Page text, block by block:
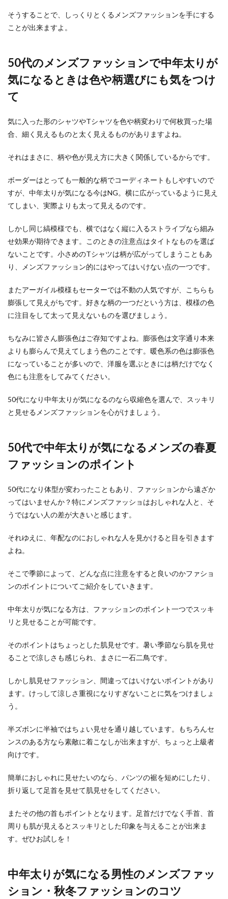
妊娠報告を友達からされた時に使える
んな返信をすればいいのか迷ってしまうことがあ
ります。 ...
生の友人はコレを贈ろう
りたいと考えた時、一体どんな物を贈ればいいの
かわから...
男の爪は綺麗な方が良い！爪が綺麗な
最近では爪を綺麗にお手入れしている男性も増え
てきています。爪のお手入れをするのは女性の方
自撮りのコツ！角度や目線・小顔に写
るコツを知って可愛く撮ろう
スマホを使って自撮りをするとき、少しでも可愛
く写したい・小顔に見えるように自撮りしたいと
失恋から立ち直るのが早いのは女性！
辛い恋を乗り越えて先に進む
聞いたことがある人もいますよね。今まさに、失
恋をして辛い...
そうすることで、しっくりとくるメンズファッションを手にする
ことが出来ますよ。
50代のメンズファッションで中年太りが
気になるときは色や柄選びにも気をつけ
て
気に入った形のシャツやTシャツを色や柄変わりで何枚買った場
合、細く見えるものと太く見えるものがありますよね。
それはまさに、柄や色が見え方に大きく関係しているからです。
ボーダーはとっても一般的な柄でコーディネートもしやすいので
すが、中年太りが気になる今はNG。横に広がっているように見え
てしまい、実際よりも太って見えるのです。
しかし同じ縞模様でも、横ではなく縦に入るストライプなら細み
せ効果が期待できます。このときの注意点はタイトなものを選ば
ないことです。小さめのTシャツは柄が広がってしまうこともあ
り、メンズファッション的にはやってはいけない点の一つです。
またアーガイル模様もセーターでは不動の人気ですが、こちらも
膨張して見えがちです。好きな柄の一つだという方は、模様の色
に注目をして太って見えないものを選びましょう。
ちなみに皆さん膨張色はご存知ですよね。膨張色は文字通り本来
よりも膨らんで見えてしまう色のことです。暖色系の色は膨張色
になっていることが多いので、洋服を選ぶときには柄だけでなく
色にも注意をしてみてください。
50代になり中年太りが気になるのなら収縮色を選んで、スッキリ
と見せるメンズファッションを心がけましょう。
50代で中年太りが気になるメンズの春夏
ファッションのポイント
50代になり体型が変わったこともあり、ファッションから遠ざか
ってはいませんか？特にメンズファッショはおしゃれな人と、そ
うではない人の差が大きいと感じます。
それゆえに、年配なのにおしゃれな人を見かけると目を引きます
よね。
そこで季節によって、どんな点に注意をすると良いのかファショ
ンのポイントについてご紹介をしていきます。
中年太りが気になる方は、ファッションのポイント一つでスッキ
リと見せることが可能です。
そのポイントはちょっとした肌見せです。暑い季節なら肌を見せ
ることで涼しさも感じられ、まさに一石二鳥です。
しかし肌見せファッション、間違ってはいけないポイントがあり
ます。けっして涼しさ重視になりすぎないことに気をつけましょ
う。
半ズボンに半袖ではちょい見せを通り越しています。もちろんセ
ンスのある方なら素敵に着こなしが出来ますが、ちょっと上級者
向けです。
簡単におしゃれに見せたいのなら、パンツの裾を短めにしたり、
折り返して足首を見せて肌見せをしてください。
またその他の首もポイントとなります。足首だけでなく手首、首
周りも肌が見えるとスッキリとした印象を与えることが出来ま
す。ぜひお試しを！
中年太りが気になる男性のメンズファッ
ション・秋冬ファッションのコツ